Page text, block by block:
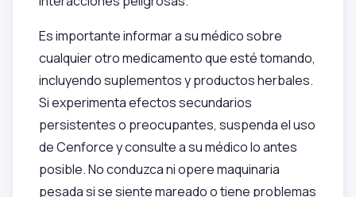
Es importante informar a su médico sobre
cualquier otro medicamento que esté tomando,
incluyendo suplementos y productos herbales.
Si experimenta efectos secundarios
persistentes o preocupantes, suspenda el uso
de Cenforce y consulte a su médico lo antes
posible. No conduzca ni opere maquinaria
pesada si se siente mareado o tiene problemas